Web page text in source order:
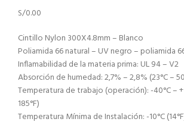
S/0.00
Cintillo Nylon 300X4.8mm – Blanco
Poliamida 66 natural – UV negro – poliamida
Inflamabilidad de la materia prima: UL 94 – V2
Absorción de humedad: 2,7% – 2,8% (23°C –
Temperatura de trabajo (operación): -40°C – +
185°F)
Temperatura Mínima de Instalación: -10°C